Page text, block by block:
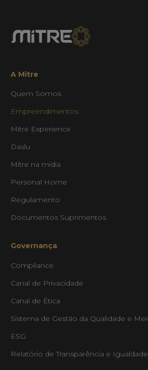
A Mitre
Quem Somos
Empreendimentos
Mitre Experience
Daslu
Mitre na mídia
Personal Home
Regulamento
Documentos Suprimentos
Governança
Compliance
Canal de Privacidade
Canal de Ética
Sistema de Gestão da Qualidade e
ESG
Relatório de Transparência e Igualdade
de texto